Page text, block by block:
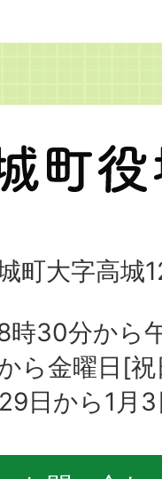
町大字高城
時30分から
ら金曜日[
日から1月